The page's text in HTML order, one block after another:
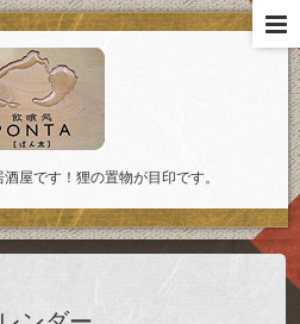
屋です！狸の置物が目印です。